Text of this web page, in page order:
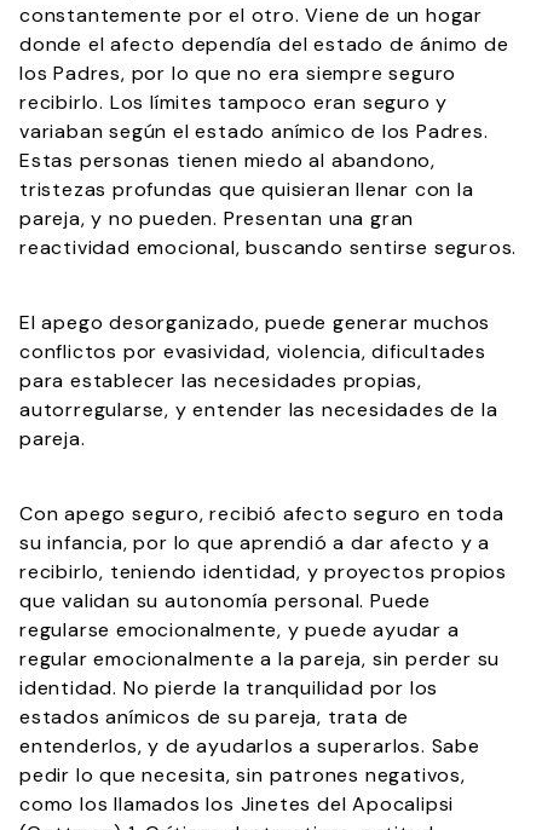
constantemente por el otro. Viene de un hogar
donde el afecto dependía del estado de ánimo de
los Padres, por lo que no era siempre seguro
recibirlo. Los límites tampoco eran seguro y
variaban según el estado anímico de los Padres.
Estas personas tienen miedo al abandono,
tristezas profundas que quisieran llenar con la
pareja, y no pueden. Presentan una gran
reactividad emocional, buscando sentirse seguros.
El apego desorganizado, puede generar muchos
conflictos por evasividad, violencia, dificultades
para establecer las necesidades propias,
autorregularse, y entender las necesidades de la
pareja.
Con apego seguro, recibió afecto seguro en toda
su infancia, por lo que aprendió a dar afecto y a
recibirlo, teniendo identidad, y proyectos propios
que validan su autonomía personal. Puede
regularse emocionalmente, y puede ayudar a
regular emocionalmente a la pareja, sin perder su
identidad. No pierde la tranquilidad por los
estados anímicos de su pareja, trata de
entenderlos, y de ayudarlos a superarlos. Sabe
pedir lo que necesita, sin patrones negativos,
como los llamados los Jinetes del Apocalipsi